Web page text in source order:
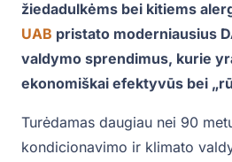
žiedadulkėms bei kitiems
UAB pristato moderniausius
valdymo sprendimus, kurie
ekonomiškai efektyvūs bei
Turėdamas daugiau nei 90
kondicionavimo ir klimato